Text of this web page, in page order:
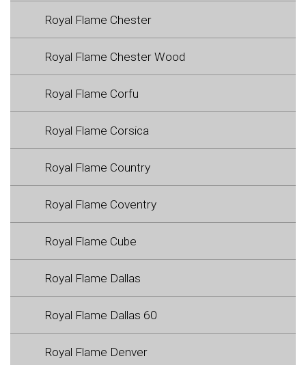
Royal Flame Chester
Royal Flame Chester Wood
Royal Flame Corfu
Royal Flame Corsica
Royal Flame Country
Royal Flame Coventry
Royal Flame Cube
Royal Flame Dallas
Royal Flame Dallas 60
Royal Flame Denver